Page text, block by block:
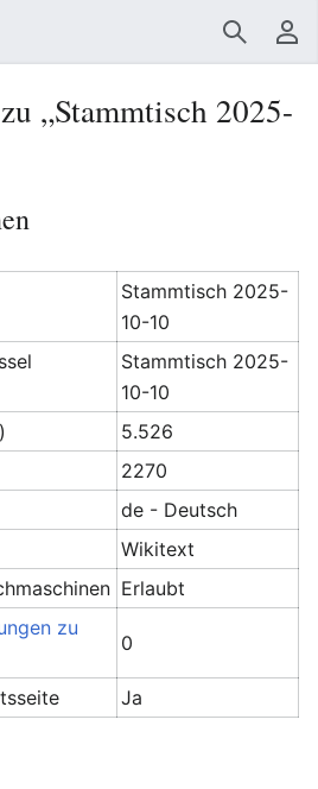
SuchenBenutzermenü
„Stammtisch 2025-
Stammtisch 2025-
10-10
Stammtisch 2025-
10-10
5.526
2270
de - Deutsch
Wikitext
Erlaubt
zu
0
Ja